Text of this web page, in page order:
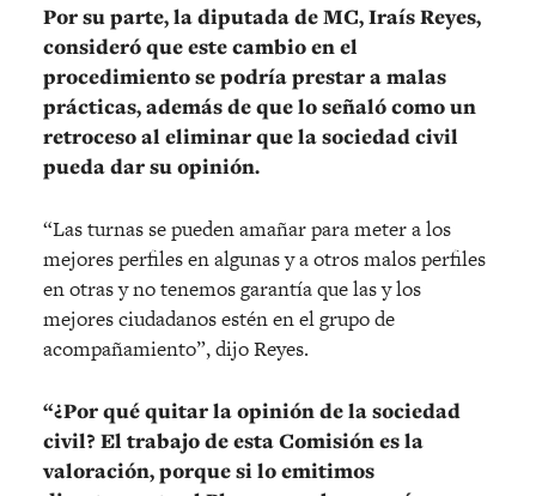
Por su parte, la diputada de MC, Iraís Reyes,
consideró que este cambio en el
procedimiento se podría prestar a malas
prácticas, además de que lo señaló como un
retroceso al eliminar que la sociedad civil
pueda dar su opinión.
“Las turnas se pueden amañar para meter a los
mejores perfiles en algunas y a otros malos perfiles
en otras y no tenemos garantía que las y los
mejores ciudadanos estén en el grupo de
acompañamiento”, dijo Reyes.
“¿Por qué quitar la opinión de la sociedad
civil? El trabajo de esta Comisión es la
valoración, porque si lo emitimos